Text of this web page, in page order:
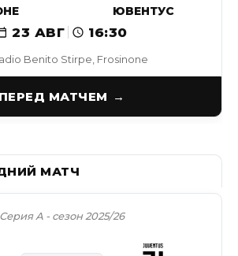
Benito Stirpe, Frosinone
ЮВЕНТУС
23 АВГ 16:30
ПЕРЕД МАТЧЕМ
Серия А - сезон 2025/26